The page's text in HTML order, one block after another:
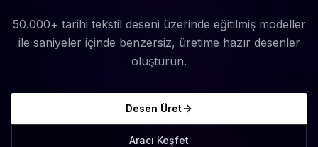
50.000+ tarihi tekstil deseni üzerinde eğitilmiş modeller
ile saniyeler içinde benzersiz, üretime hazır desenler
oluşturun.
Desen Üret
Aracı Keşfet